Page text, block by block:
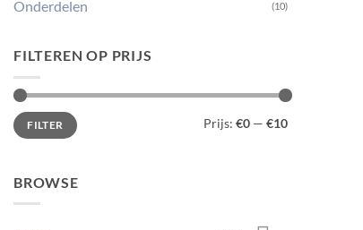
Onderdelen (10)
FILTEREN OP PRIJS
Min.
prijs
Max.
prijsFILTER Prijs: €0 — €10
BROWSE